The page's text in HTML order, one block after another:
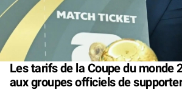
Les tarifs de la Coupe du monde
aux groupes officiels de